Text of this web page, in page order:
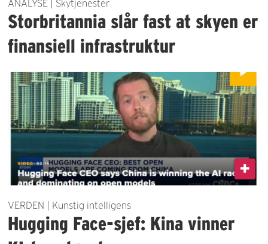
ANALYSE | Skytjenester
Storbritannia slår fast at skyen er
finansiell infrastruktur
VERDEN | Kunstig intelligens
Hugging Face-sjef: Kina vinner